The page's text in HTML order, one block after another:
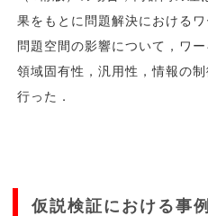
果をもとに問題解決における
問題空間の影響について，ワ
領域固有性，汎用性，情報の
行った．
仮説検証における事